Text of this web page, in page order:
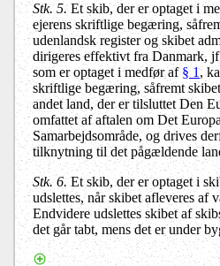
Stk. 5.Et skib, der er optaget i
ejerens skriftlige begæring,
udenlandsk register og skibet
dirigeres effektivt fra Danmark,
som er optaget i medfør af § 1,
skriftlige begæring, såfremt
andet land, der er tilsluttet Den
omfattet af aftalen om Det
Samarbejdsområde, og drives
tilknytning til det pågældende
Stk. 6. Et skib, der er optaget i
udslettes, når skibet afleveres af
Endvidere udslettes skibet af
det går tabt, mens det er under